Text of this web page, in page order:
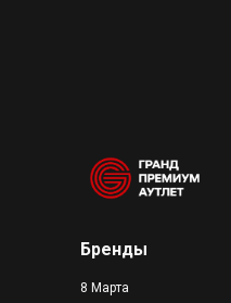
Бренды
8 Марта